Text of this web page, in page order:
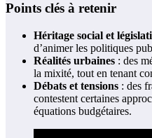
Points clés à retenir
Héritage social et
d’animer les politiques
Réalités urbaines : des
la mixité, tout en tenant
Débats et tensions : des
contestent certaines
équations budgétaires.